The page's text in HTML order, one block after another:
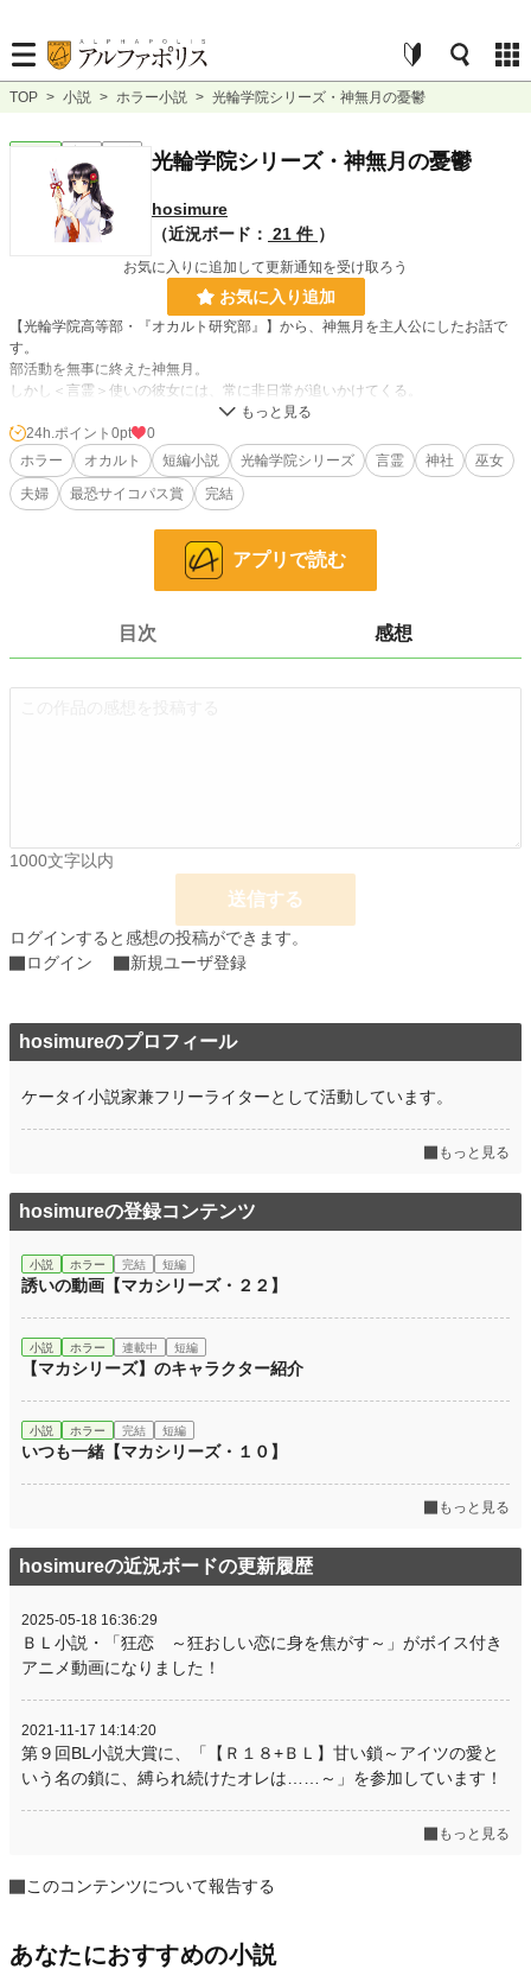
TOP > 小説 > ホラー小説 > 光輪学院シリーズ・神無月の憂鬱
光輪学院シリーズ・神無月の憂鬱
hosimure
（近況ボード： 21 件 ）
お気に入りに追加して更新通知を受け取ろう
お気に入り追加
【光輪学院高等部・『オカルト研究部』】から、神無月を主人公にしたお話で
す。
部活動を無事に終えた神無月。
しかし＜言霊＞使いの彼女には、常に非日常が追いかけてくる。
それは家の中にいても同じで…。
小説 228,833 位 / 228,833 件
ホラー 8,508 位 / 8,508 件
5,793
84 pt (144,824 位)
24h.ポイント 0pt
0
ホラー
オカルト 短編小説 光輪学院シリーズ 言霊 神社
巫女
夫婦
最恐サイコパス賞 完結
アプリで読む
目次 感想
1000文字以内
送信する
ログインすると感想の投稿ができます。
ログイン
新規ユーザ登録
hosimureのプロフィール
ケータイ小説家兼フリーライターとして活動しています。
もっと見る
hosimureの登録コンテンツ
小説 ホラー 完結 短編
誘いの動画【マカシリーズ・２２】
小説 ホラー 連載中 短編
【マカシリーズ】のキャラクター紹介
小説 ホラー 完結 短編
いつも一緒【マカシリーズ・１０】
もっと見る
hosimureの近況ボードの更新履歴
2025-05-18 16:36:29
ＢＬ小説・「狂恋 ～狂おしい恋に身を焦がす～」がボイス付き
アニメ動画になりました！
2021-11-17 14:14:20
第９回BL小説大賞に、「【Ｒ１８+ＢＬ】甘い鎖～アイツの愛と
いう名の鎖に、縛られ続けたオレは……～」を参加しています！
もっと見る
このコンテンツについて報告する
あなたにおすすめの小説